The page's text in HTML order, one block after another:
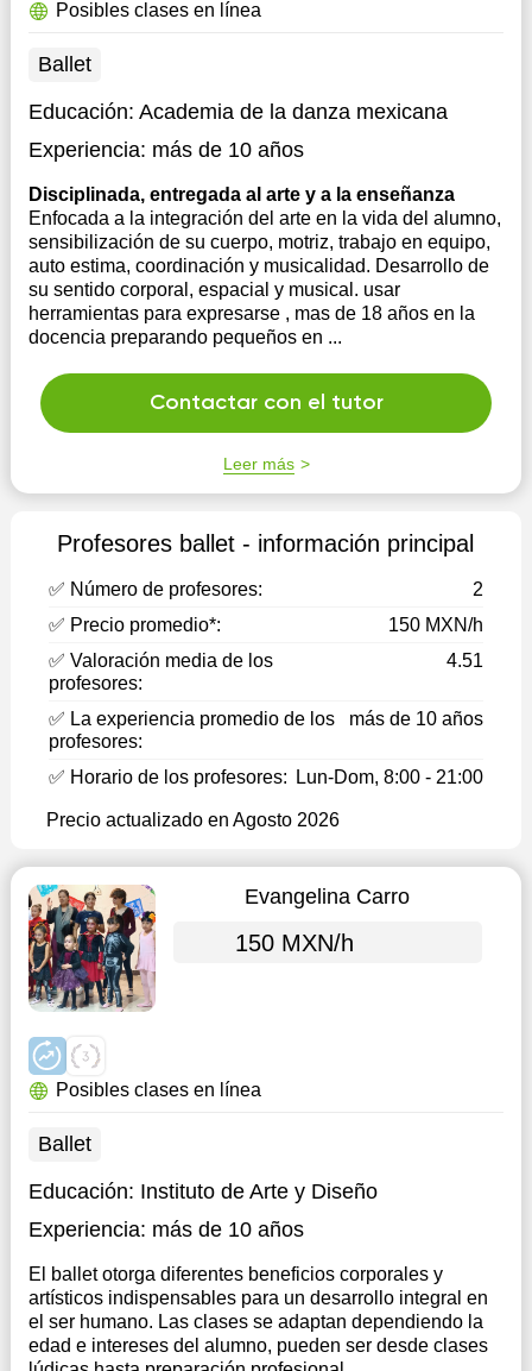
Posibles clases en línea
Ballet
Educación: Academia de la danza mexicana
Experiencia: más de 10 años
Disciplinada, entregada al arte y a la enseñanza
Enfocada a la integración del arte en la vida del alumno,
sensibilización de su cuerpo, motriz, trabajo en equipo,
auto estima, coordinación y musicalidad. Desarrollo de
su sentido corporal, espacial y musical. usar
herramientas para expresarse , mas de 18 años en la
docencia preparando pequeños en ...
Contactar con el tutor
Leer más
Profesores ballet - información principal
✅ Número de profesores:
2
✅ Precio promedio*:
150 MXN/h
✅ Valoración media de los
profesores:
4.51
✅ La experiencia promedio de los
profesores:
más de 10 años
✅ Horario de los profesores: Lun-Dom, 8:00 - 21:00
Precio actualizado en Agosto 2026
Evangelina Carro
150 MXN/h
Posibles clases en línea
Ballet
Educación: Instituto de Arte y Diseño
Experiencia: más de 10 años
El ballet otorga diferentes beneficios corporales y
artísticos indispensables para un desarrollo integral en
el ser humano. Las clases se adaptan dependiendo la
edad e intereses del alumno, pueden ser desde clases